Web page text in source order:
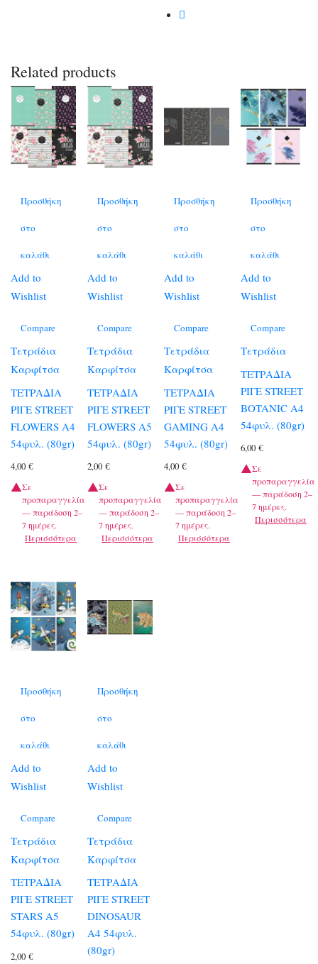
Related products
Προσθήκη
στο
καλάθι
Add to
Wishlist
Compare
Τετράδια
Καρφίτσα
ΤΕΤΡΑΔΙΑ
ΡΙΓΕ STREET
FLOWERS A4
54φυλ. (80gr)
4,00 €
Σε
προπαραγγελία
— παράδοση 2–
7 ημέρες.
Περισσότερα
Προσθήκη
στο
καλάθι
Add to
Wishlist
Compare
Τετράδια
Καρφίτσα
ΤΕΤΡΑΔΙΑ
ΡΙΓΕ STREET
FLOWERS A5
54φυλ. (80gr)
2,00€
Σε
προπαραγγελία
— παράδοση 2–
7 ημέρες.
Περισσότερα
Προσθήκη
στο
καλάθι
Add to
Wishlist
Compare
Τετράδια
Καρφίτσα
ΤΕΤΡΑΔΙΑ
ΡΙΓΕ STREET
GAMING A4
54φυλ. (80gr)
4,00€
Σε
προπαραγγελία
— παράδοση 2–
7 ημέρες.
Περισσότερα
Προσθήκη
στο
καλάθι
Add to
Wishlist
Compare
Τετράδια
ΤΕΤΡΑΔΙΑ
ΡΙΓΕ STREET
BOTANIC A4
54φυλ. (80gr)
6,00€
Σε
προπαραγγελία
— παράδοση 2–
7 ημέρες.
Περισσότερα
Προσθήκη
στο
καλάθι
Add to
Wishlist
Compare
Τετράδια
Καρφίτσα
ΤΕΤΡΑΔΙΑ
ΡΙΓΕ STREET
STARS A5
54φυλ. (80gr)
2,00 €
Προσθήκη
στο
καλάθι
Add to
Wishlist
Compare
Τετράδια
Καρφίτσα
ΤΕΤΡΑΔΙΑ
ΡΙΓΕ STREET
DINOSAUR
A4 54φυλ.
(80gr)